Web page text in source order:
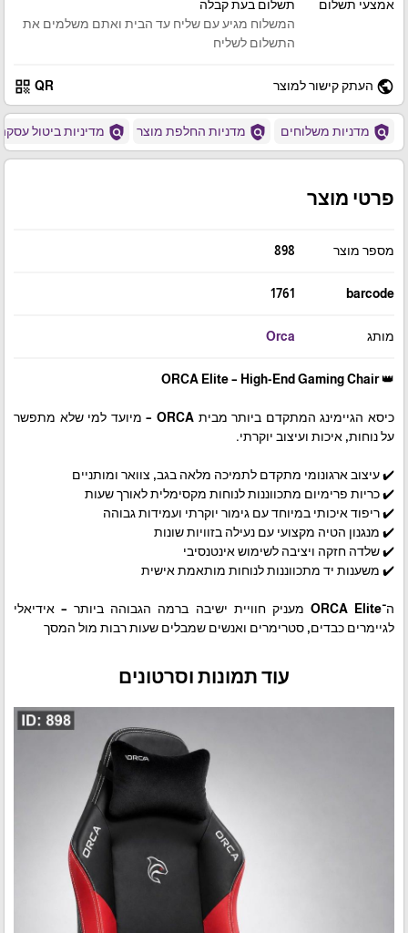
אמצעי תשלום
תשלום בעת קבלה
המשלוח מגיע עם שליח עד הבית ואתם משלמים את
התשלום לשליח
public העתק קישור למוצר QR
qr_code
policy מדניות משלוחים policy מדניות החלפת מוצר policy מדיניות ביטול
פרטי מוצר
מספר מוצר 898
barcode
1761
מותג Orca
👑 ORCA Elite – High-End Gaming Chair
כיסא הגיימינג המתקדם ביותר מבית ORCA – מיועד למי שלא מתפשר
על נוחות, איכות ועיצוב יוקרתי.
✔️ עיצוב ארגונומי מתקדם לתמיכה מלאה בגב, צוואר ומותניים
✔️ כריות פרימיום מתכווננות לנוחות מקסימלית לאורך שעות
✔️ ריפוד איכותי במיוחד עם גימור יוקרתי ועמידות גבוהה
✔️ מנגנון הטיה מקצועי עם נעילה בזוויות שונות
✔️ שלדה חזקה ויציבה לשימוש אינטנסיבי
✔️ משענות יד מתכווננות לנוחות מותאמת אישית
ה־ORCA Elite מעניק חוויית ישיבה ברמה הגבוהה ביותר – אידיאלי
לגיימרים כבדים, סטרימרים ואנשים שמבלים שעות רבות מול המסך
עוד תמונות וסרטונים